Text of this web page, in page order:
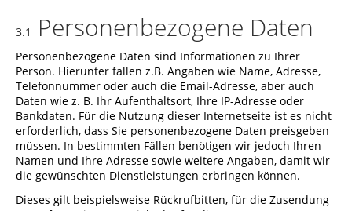
3.1 Personenbezogene Daten
Personenbezogene Daten sind Informationen zu Ihrer
Person. Hierunter fallen z.B. Angaben wie Name, Adresse,
Telefonnummer oder auch die Email-Adresse, aber auch
Daten wie z. B. Ihr Aufenthaltsort, Ihre IP-Adresse oder
Bankdaten. Für die Nutzung dieser Internetseite ist es nicht
erforderlich, dass Sie personenbezogene Daten preisgeben
müssen. In bestimmten Fällen benötigen wir jedoch Ihren
Namen und Ihre Adresse sowie weitere Angaben, damit wir
die gewünschten Dienstleistungen erbringen können.
Dieses gilt beispielsweise Rückrufbitten, für die Zusendung